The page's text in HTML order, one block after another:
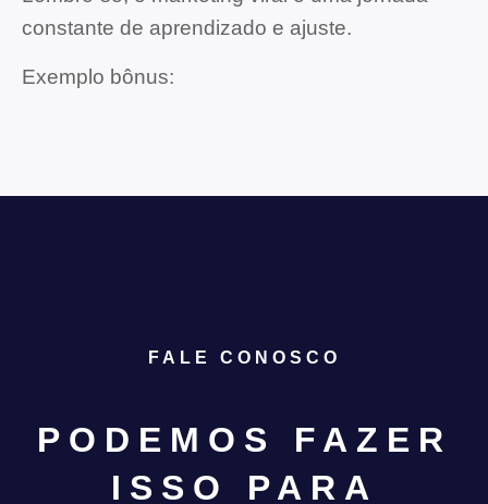
constante de aprendizado e ajuste.
Exemplo bônus:
FALE CONOSCO
PODEMOS FAZER
ISSO PARA